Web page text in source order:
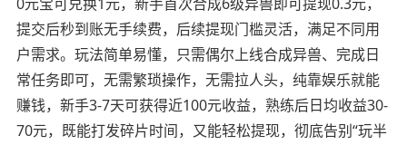
0元宝可兑换1元，新手首次合成6级异兽即可提现0.3元，
提交后秒到账无手续费，后续提现门槛灵活，满足不同用
户需求。玩法简单易懂，只需偶尔上线合成异兽、完成日
常任务即可，无需繁琐操作，无需拉人头，纯靠娱乐就能
赚钱，新手3-7天可获得近100元收益，熟练后日均收益30-
70元，既能打发碎片时间，又能轻松提现，彻底告别“玩半